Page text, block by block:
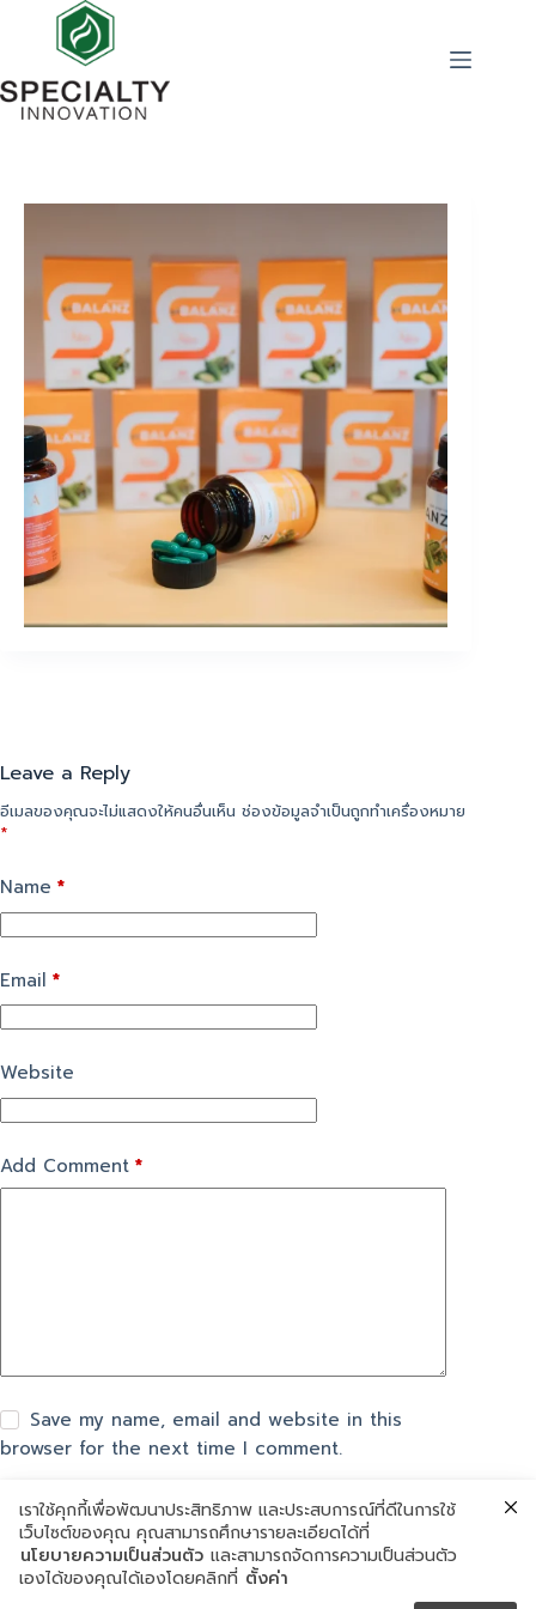
Leave a Reply
อีเมลของคุณจะไม่แสดงให้คนอื่นเห็น ช่องข้อมูลจำเป็นถูกทำเครื่องหมาย
*
Name *
Email *
Website
Add Comment *
Save my name, email and website in this
browser for the next time I comment.
แสดงความเห็น
เราใช้คุกกี้เพื่อพัฒนาประสิทธิภาพ และประสบการณ์ที่ดีในการใช้
เว็บไซต์ของคุณ คุณสามารถศึกษารายละเอียดได้ที่
นโยบายความเป็นส่วนตัว และสามารถจัดการความเป็นส่วนตัว
เองได้ของคุณได้เองโดยคลิกที่ ตั้งค่า